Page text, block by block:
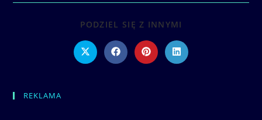
PODZIEL SIĘ Z INNYMI
CONTENT
Opens
in
Opens
in
Opens
in
Opens
in
REKLAMA